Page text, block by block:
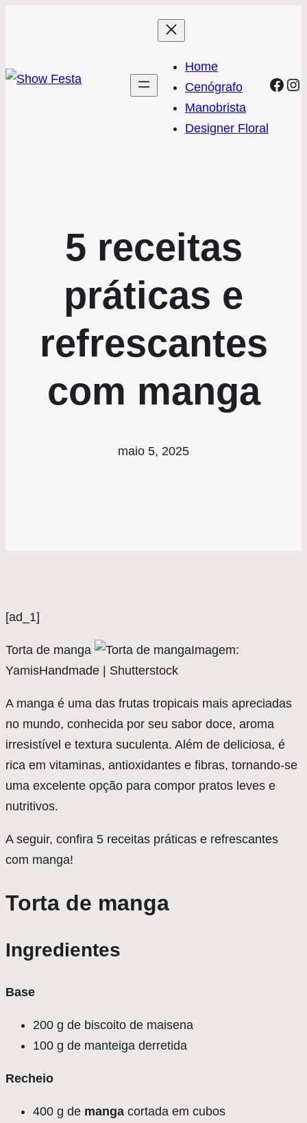
Home
Cenógrafo
Manobrista
Designer Floral
5 receitas
práticas e
refrescantes
com manga
maio 5, 2025
[ad_1]
Torta de manga
Imagem:
YamisHandmade | Shutterstock
A manga é uma das frutas tropicais mais apreciadas
no mundo, conhecida por seu sabor doce, aroma
irresistível e textura suculenta. Além de deliciosa, é
rica em vitaminas, antioxidantes e fibras, tornando-se
uma excelente opção para compor pratos leves e
nutritivos.
A seguir, confira 5 receitas práticas e refrescantes
com manga!
Torta de manga
Ingredientes
Base
200 g de biscoito de maisena
100 g de manteiga derretida
Recheio
400 g de manga cortada em cubos